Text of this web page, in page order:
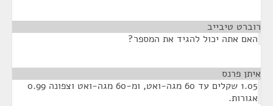
רוברט טיבייב
האם אתה יכול להגיד את המספר?
איתן פרנס
1.05 שקלים עד 60 מגה-ואט, ומ-60 מגה-ואט וצפונה 0.99
אגורות.